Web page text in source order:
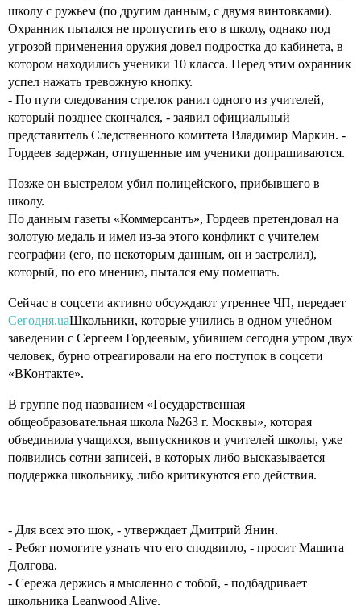
школу с ружьем (по другим данным, с двумя винтовками).
Охранник пытался не пропустить его в школу, однако под
угрозой применения оружия довел подростка до кабинета, в
котором находились ученики 10 класса. Перед этим охранник
успел нажать тревожную кнопку.
- По пути следования стрелок ранил одного из учителей,
который позднее скончался, - заявил официальный
представитель Следственного комитета Владимир Маркин. -
Гордеев задержан, отпущенные им ученики допрашиваются.
Позже он выстрелом убил полицейского, прибывшего в
школу.
По данным газеты «Коммерсантъ», Гордеев претендовал на
золотую медаль и имел из-за этого конфликт с учителем
географии (его, по некоторым данным, он и застрелил),
который, по его мнению, пытался ему помешать.
Сейчас в соцсети активно обсуждают утреннее ЧП, передает
Сегодня.uaШкольники, которые учились в одном учебном
заведении с Сергеем Гордеевым, убившем сегодня утром двух
человек, бурно отреагировали на его поступок в соцсети
«ВКонтакте».
В группе под названием «Государственная
общеобразовательная школа №263 г. Москвы», которая
объединила учащихся, выпускников и учителей школы, уже
появились сотни записей, в которых либо высказывается
поддержка школьнику, либо критикуются его действия.
- Для всех это шок, - утверждает Дмитрий Янин.
- Ребят помогите узнать что его сподвигло, - просит Машита
Долгова.
- Сережа держись я мысленно с тобой, - подбадривает
школьника Leanwood Alive.